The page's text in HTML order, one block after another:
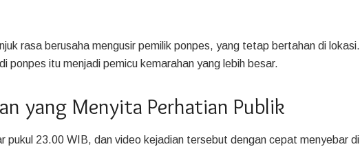
rasa berusaha mengusir pemilik ponpes, yang tetap bertahan di lokasi.
ponpes itu menjadi pemicu kemarahan yang lebih besar.
yang Menyita Perhatian Publik
pukul 23.00 WIB, dan video kejadian tersebut dengan cepat menyebar di